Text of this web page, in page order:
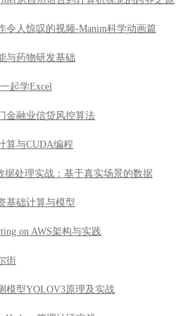
算与CUDA编程
据处理实战：基于真实场景的数据
基础计算与模型
on AWS架构与实践
街
模型YOLOV3原理及实战
Hadoop管理认证实战
习系列】强化视觉导航技术导引
初识与提高
时代：技术原理与实操
栈学习——Python基础及Web开发